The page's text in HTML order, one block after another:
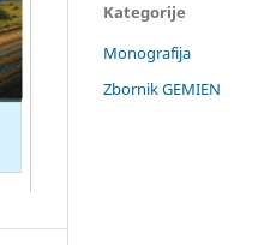
Kategorije
Monografija
Zbornik GEMIEN